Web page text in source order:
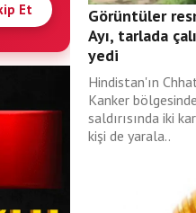
Et
Görüntüler
Ayı, tarlada
yedi
Hindistan'ın
Kanker
saldırısında iki
kişi de yarala..